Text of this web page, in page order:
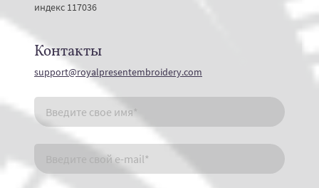
индекс 117036
Контакты
support@royalpresentembroidery.com